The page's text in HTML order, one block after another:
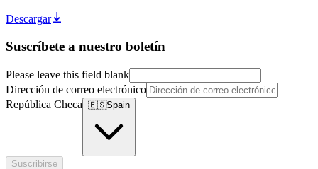
Descargar
Suscríbete a nuestro boletín
Please leave this field blank
Dirección de correo electrónico
República Checa 🇪🇸Spain
Suscribirse